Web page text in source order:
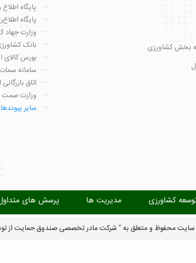
بخش کشاورزی
پایگاه
پایگاه
وزارت جهاد
بانک
بورس کالای
سامانه
اتاق بازرگانی
وزارت صمت
سایر
کشاورزی مدیریت ها
پرسش های
سایت محفوظ و متعلق به " شرکت مادر تخصصی صندوق حمایت از